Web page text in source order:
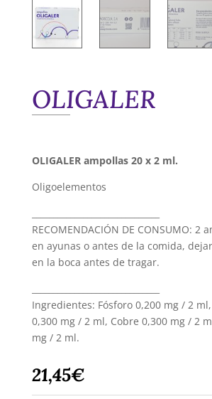
OLIGALER
OLIGALER ampollas 20 x 2 ml.
Oligoelementos
RECOMENDACIÓN DE CONSUMO: 2
en ayunas o antes de la comida,
en la boca antes de tragar.
Ingredientes: Fósforo 0,200 mg / 2
0,300 mg / 2 ml, Cobre 0,300 mg / 2
mg / 2 ml.
21,45€